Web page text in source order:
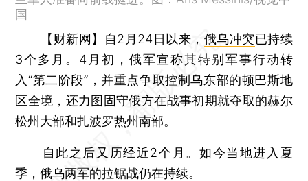
国
【财新网】
自2月24日以来， 俄乌冲突已持续
3个多月。4月初，俄军宣称其特别军事行动转
入“第二阶段”，并重点争取控制乌东部的顿巴斯地
区全境，还力图固守俄方在战事初期就夺取的赫尔
松州大部和扎波罗热州南部。
自此之后又历经近2个月。如今当地进入夏
季，俄乌两军的拉锯战仍在持续。